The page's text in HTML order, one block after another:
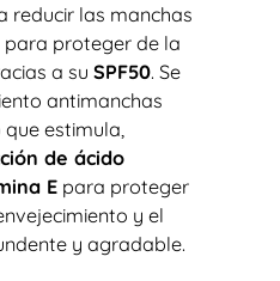
reducir las manchas
para proteger de la
a su SPF50. Se
antimanchas
estimula,
de ácido
E para proteger
y el
y agradable.